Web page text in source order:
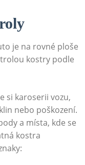
je na rovné ploše‍
kostry podle
‍si karoserii vozu,
nebo poškození.
a ⁣místa, kde ​se
kostra